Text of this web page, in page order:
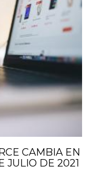
CAMBIA EN
JULIO DE 2021